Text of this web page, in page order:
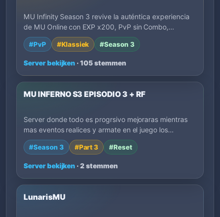
MU Infinity Season 3 revive la auténtica experiencia
de MU Online con EXP x200, PvP sin Combo,…
#PvP #Klassiek #Season 3
Server bekijken · 105 stemmen
MU INFERNO S3 EPISODIO 3 + RF
Server donde todo es progrsivo mejoraras mientras
mas eventos realices y armate en el juego los…
#Season 3 #Part 3 #Reset
Server bekijken · 2 stemmen
LunarisMU